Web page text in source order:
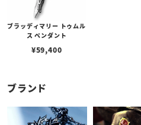
ブラッディマリー トゥムル
ス ペンダント
¥59,400
ブランド